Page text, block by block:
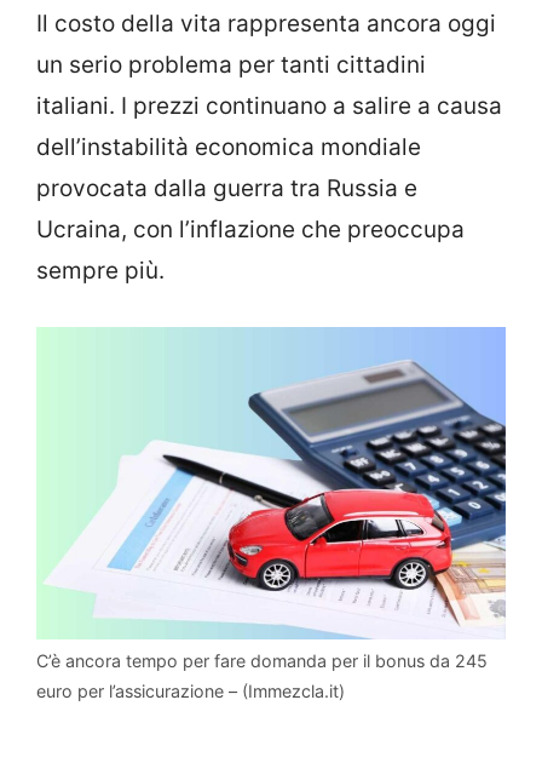
Il costo della vita rappresenta ancora oggi
un serio problema per tanti cittadini
italiani. I prezzi continuano a salire a causa
dell’instabilità economica mondiale
provocata dalla guerra tra Russia e
Ucraina, con l’inflazione che preoccupa
sempre più.
C’è ancora tempo per fare domanda per il bonus da 245
euro per l’assicurazione – (Immezcla.it)